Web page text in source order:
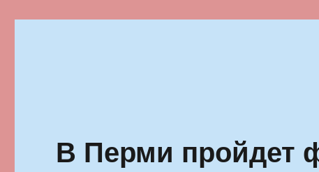
В Перми пройдет